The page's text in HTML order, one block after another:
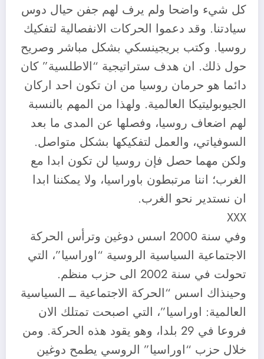
كل شيء واضحا ولم يرف لهم جفن حيال دوس
سيادتنا. وقد دعموا الحركات الانفصالية لتفكيك
روسيا. وكتب بريجينسكي بشكل مباشر وصريح
حول ذلك. ان هدف ستراتيجية “الاطلسية” كان
دائما هو حرمان روسيا من ان تكون احد اركان
الجيوبوليتيكا العالمية. ولهذا من المهم بالنسبة
لهم اضعاف روسيا، وفصلها عن المدى ما بعد
السوفياتي، والعمل لتفكيكها بشكل متواصل.
ولكن مهما حصل فإن روسيا لن تكون ابدا مع
الغرب؛ اننا مرتبطون باوراسيا، ولا يمكننا ابدا
ان نستدير نحو الغرب.
XXX
وفي سنة 2000 اسس دوغين وترأس الحركة
الاجتماعية السياسية الروسية “اوراسيا”، التي
تحولت في سنة 2002 الى حزب منظم.
وحينذاك اسس “الحركة الاجتماعية ــ السياسية
العالمية: اوراسيا”، التي اصبحت تمتلك الان
فروعا في 29 بلدا، وهو يقود هذه الحركة. ومن
خلال حزب “اوراسيا” الروسي يطمح دوغين